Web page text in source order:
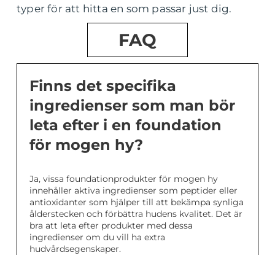
typer för att hitta en som passar just dig.
FAQ
Finns det specifika
ingredienser som man bör
leta efter i en foundation
för mogen hy?
Ja, vissa foundationprodukter för mogen hy
innehåller aktiva ingredienser som peptider eller
antioxidanter som hjälper till att bekämpa synliga
ålderstecken och förbättra hudens kvalitet. Det är
bra att leta efter produkter med dessa
ingredienser om du vill ha extra
hudvårdsegenskaper.